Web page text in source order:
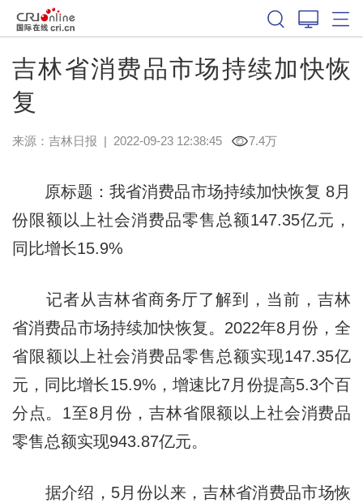
吉林省消费品市场持续加快恢
复
来源： 吉林日报 | 2022-09-23 12:38:45 7.4万
原标题：我省消费品市场持续加快恢复 8月
份限额以上社会消费品零售总额147.35亿元，
同比增长15.9%
记者从吉林省商务厅了解到，当前，吉林
省消费品市场持续加快恢复。2022年8月份，全
省限额以上社会消费品零售总额实现147.35亿
元，同比增长15.9%，增速比7月份提高5.3个百
分点。1至8月份，吉林省限额以上社会消费品
零售总额实现943.87亿元。
据介绍，5月份以来，吉林省消费品市场恢